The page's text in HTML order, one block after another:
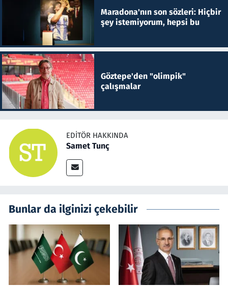
Maradona'nın son sözleri: Hiçbir
şey istemiyorum, hepsi bu
Göztepe'den "olimpik"
çalışmalar
EDITÖR HAKKINDA
Samet Tunç
Bunlar da ilginizi çekebilir